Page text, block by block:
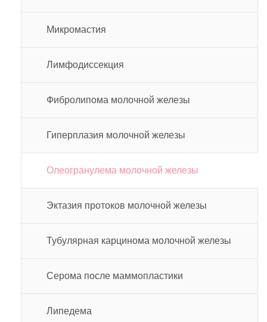
Микромастия
Лимфодиссекция
Фибролипома молочной железы
Гиперплазия молочной железы
Олеогранулема молочной железы
Эктазия протоков молочной железы
Тубулярная карцинома молочной железы
Серома после маммопластики
Липедема